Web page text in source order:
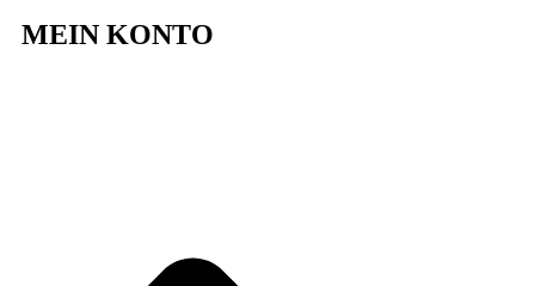
MEIN KONTO